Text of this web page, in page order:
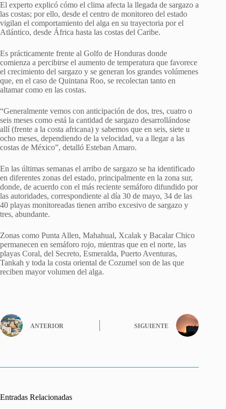
El experto explicó cómo el clima afecta la llegada de sargazo a
las costas; por ello, desde el centro de monitoreo del estado
vigilan el comportamiento del alga en su trayectoria por el
Atlántico, desde África hasta las costas del Caribe.
Es prácticamente frente al Golfo de Honduras donde
comienza a percibirse el aumento de temperatura que favorece
el crecimiento del sargazo y se generan los grandes volúmenes
que, en el caso de Quintana Roo, se recolectan tanto en
altamar como en las costas.
“Generalmente vemos con anticipación de dos, tres, cuatro o
seis meses como está la cantidad de sargazo desarrollándose
allí (frente a la costa africana) y sabemos que en seis, siete u
ocho meses, dependiendo de la velocidad, va a llegar a las
costas de México”, detalló Esteban Amaro.
En las últimas semanas el arribo de sargazo se ha identificado
en diferentes zonas del estado, principalmente en la zona sur,
donde, de acuerdo con el más reciente semáforo difundido por
las autoridades, correspondiente al día 30 de mayo, 34 de las
40 playas monitoreadas tienen arribo excesivo de sargazo y
tres, abundante.
Zonas como Punta Allen, Mahahual, Xcalak y Bacalar Chico
permanecen en semáforo rojo, mientras que en el norte, las
playas Coral, del Secreto, Esmeralda, Puerto Aventuras,
Tankah y toda la costa oriental de Cozumel son de las que
reciben mayor volumen del alga.
ANTERIOR SIGUIENTE
Entradas Relacionadas